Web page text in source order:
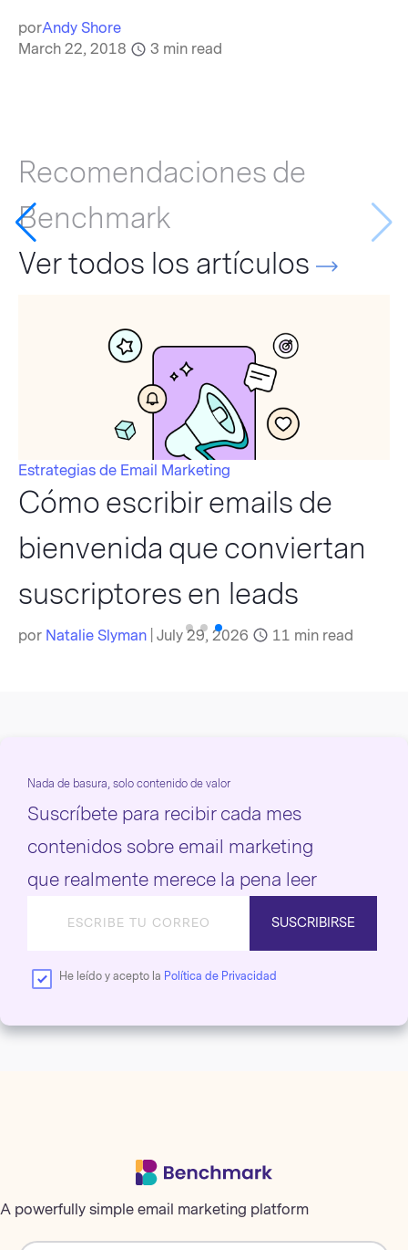
porAndy Shore
March 22, 2018
3 min read
Recomendaciones de
Benchmark
Ver todos los artículos
Estrategias de Email Marketing
Cómo escribir emails de
bienvenida que conviertan
suscriptores en leads
por Natalie Slyman July 29, 2026 11 min read
Nada de basura, solo contenido de valor
Suscríbete para recibir cada mes
contenidos sobre email marketing
que realmente merece la pena leer
SUSCRIBIRSE
He leído y acepto la Política de Privacidad
A powerfully simple email marketing platform